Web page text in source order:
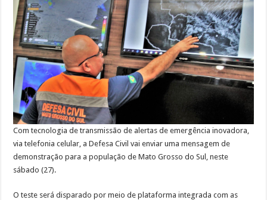
Com tecnologia de transmissão de alertas de emergência inovadora,
via telefonia celular, a Defesa Civil vai enviar uma mensagem de
demonstração para a população de Mato Grosso do Sul, neste
sábado (27).
O teste será disparado por meio de plataforma integrada com as